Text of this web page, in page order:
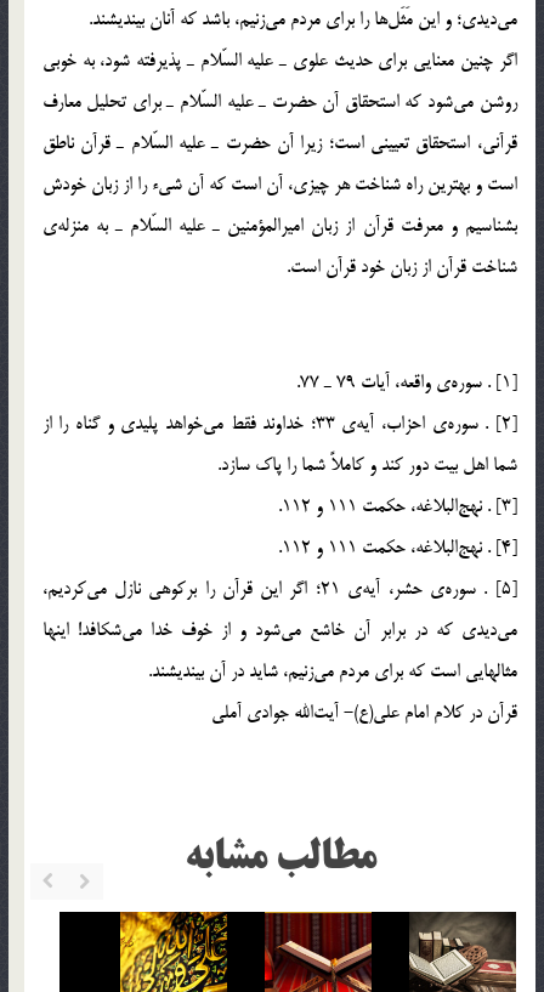
مي‎ديدي؛ و اين مَثَل‎ها را براي مردم مي‎زنيم، باشد كه آنان بينديشند.
اگر چنين معنايي براي حديث علوي ـ عليه السّلام ـ پذيرفته شود، به خوبي
روشن مي‎شود كه استحقاق آن حضرت ـ عليه السّلام ـ براي تحليل معارف
قرآني، استحقاق تعييني است؛ زيرا آن حضرت ـ عليه السّلام ـ قرآن ناطق
است و بهترين راه شناخت هر چيزي، آن است كه آن شيء را از زبان خودش
بشناسيم و معرفت قرآن از زبان اميرالمؤمنين ـ عليه السّلام ـ به منزله‌ي
شناخت قرآن از زبان خود قرآن است.
[1] . سوره‌ي واقعه، آيات 79 ـ 77.
[2] . سوره‌ي احزاب، آيه‌ي 33؛ خداوند فقط مي‌خواهد پليدي و گناه را از
شما اهل بيت دور كند و كاملاً شما را پاك سازد.
[3] . نهج‎البلاغه، حكمت 111 و 112.
[4] . نهج‎البلاغه، حكمت 111 و 112.
[5] . سوره‌ي حشر، آيه‌ي 21؛ اگر اين قرآن را بركوهي نازل مي‌كرديم،
مي‌ديدي كه در برابر آن خاشع مي‌شود و از خوف خدا مي‌شكافد! اينها
مثالهايي است كه براي مردم مي‌زنيم، شايد در آن بينديشند.
قرآن در كلام امام علي(ع)- آيت‌الله جوادي آملي
مطالب مشابه